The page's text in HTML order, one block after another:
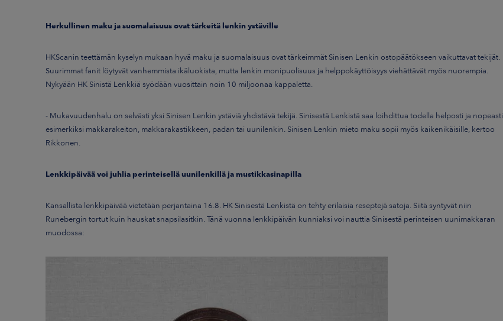
Herkullinen maku ja suomalaisuus ovat tärkeitä lenkin ystäville
HKScanin teettämän kyselyn mukaan hyvä maku ja suomalaisuus ovat tärkeimmät Sinisen Lenkin ostopäätökseen vaikuttavat tekijät.
Suurimmat fanit löytyvät vanhemmista ikäluokista, mutta lenkin monipuolisuus ja helppokäyttöisyys viehättävät myös nuorempia.
Nykyään HK Sinistä Lenkkiä syödään vuosittain noin 10 miljoonaa kappaletta.
- Mukavuudenhalu on selvästi yksi Sinisen Lenkin ystäviä yhdistävä tekijä. Sinisestä Lenkistä saa loihdittua todella helposti ja nopeasti
esimerkiksi makkarakeiton, makkarakastikkeen, padan tai uunilenkin. Sinisen Lenkin mieto maku sopii myös kaikenikäisille, kertoo
Rikkonen.
Lenkkipäivää voi juhlia perinteisellä uunilenkillä ja mustikkasinapilla
Kansallista lenkkipäivää vietetään perjantaina 16.8. HK Sinisestä Lenkistä on tehty erilaisia reseptejä satoja. Siitä syntyvät niin
Runebergin tortut kuin hauskat snapsilasitkin. Tänä vuonna lenkkipäivän kunniaksi voi nauttia Sinisestä perinteisen uunimakkaran
muodossa: